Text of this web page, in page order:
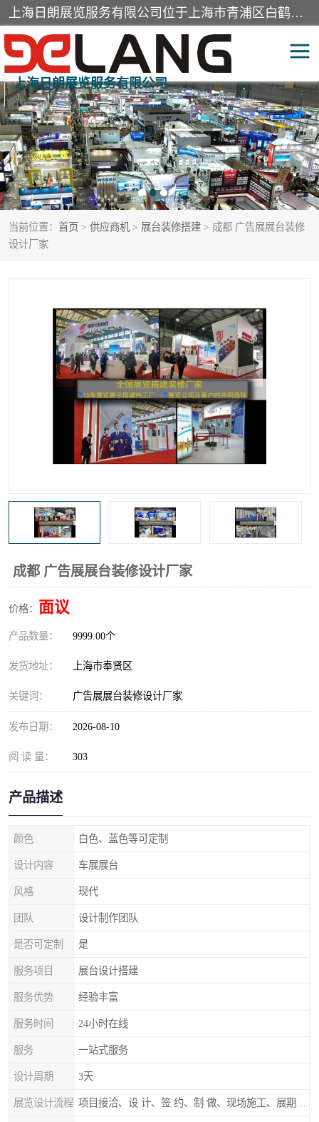
上海日朗展览服务有限公司位于上海市青浦区白鹤镇，营业范围有展览展示会务服务，室内装饰设计及施工，展示道具设计制作，舞台设计，图文设计，灯箱制作，园林绿化工程，广告装潢材料，建筑材料，办公用品，工艺礼品日用百货销售。
上海日朗展览服务有限公司
当前位置： 首页 > 供应商机 > 展台装修搭建 > 成都 广告展展台装修
设计厂家
成都 广告展展台装修设计厂家
价格： 面议
产品数量： 9999.00个
发货地址： 上海市奉贤区
关键词： 广告展展台装修设计厂家
发布日期： 2026-08-10
阅 读 量： 303
产品描述
颜色 白色、蓝色等可定制
设计内容 车展展台
风格 现代
团队 设计制作团队
是否可定制 是
服务项目 展台设计搭建
服务优势 经验丰富
服务时间 24小时在线
服务 一站式服务
设计周期 3天
展览设计流程
展台装修搭建 活动会议执行
展厅装修 专柜制作
展会装修设计 展会搭建
活动策划 展会服务